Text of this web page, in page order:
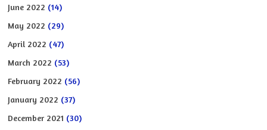
June 2022 (14)
May 2022 (29)
April 2022 (47)
March 2022 (53)
February 2022 (56)
January 2022 (37)
December 2021 (30)